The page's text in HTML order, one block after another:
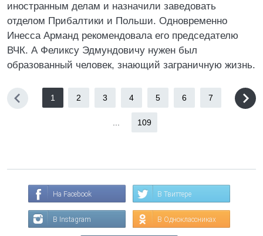
иностранным делам и назначили заведовать
отделом Прибалтики и Польши. Одновременно
Инесса Арманд рекомендовала его председателю
ВЧК. А Феликсу Эдмундовичу нужен был
образованный человек, знающий заграничную жизнь.
1 2 3 4 5 6 7
109
На Facebook В Твиттере
В Instagram В Одноклассниках